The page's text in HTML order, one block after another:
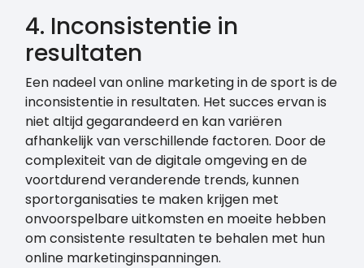
4. Inconsistentie in
resultaten
Een nadeel van online marketing in de sport is de
inconsistentie in resultaten. Het succes ervan is
niet altijd gegarandeerd en kan variëren
afhankelijk van verschillende factoren. Door de
complexiteit van de digitale omgeving en de
voortdurend veranderende trends, kunnen
sportorganisaties te maken krijgen met
onvoorspelbare uitkomsten en moeite hebben
om consistente resultaten te behalen met hun
online marketinginspanningen.